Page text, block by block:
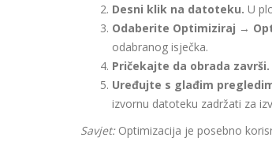
Desni klik na datoteku. U
Odaberite Optimiziraj →
odabranog isječka.
Pričekajte da obrada završi.
Uređujte s glađim
izvornu datoteku zadržati za
Savjet:Optimizacija je posebno